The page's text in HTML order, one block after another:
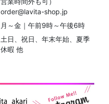
order@lavita-shop.jp
月～金｜午前9時～午後6時
土日、祝日、年末年始、夏季
休暇 他